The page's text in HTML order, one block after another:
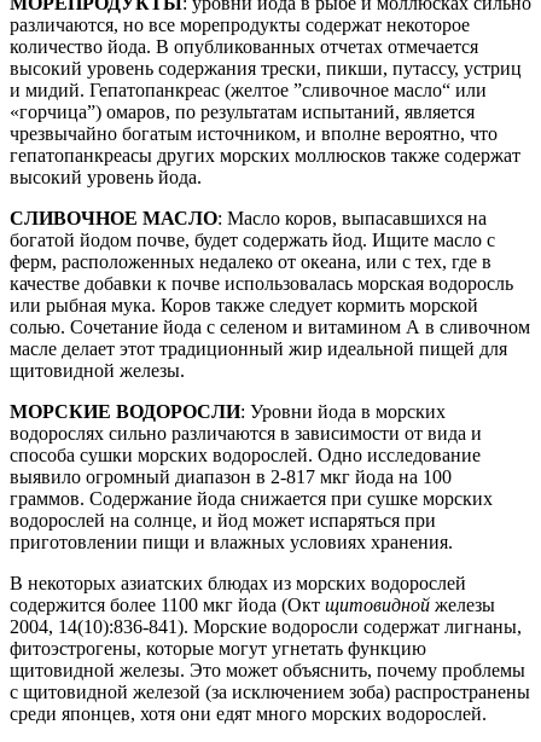
различаются, но все морепродукты содержат некоторое
количество йода. В опубликованных отчетах отмечается
высокий уровень содержания трески, пикши, путассу, устриц
и мидий. Гепатопанкреас (желтое ”сливочное масло“ или
«горчица”) омаров, по результатам испытаний, является
чрезвычайно богатым источником, и вполне вероятно, что
гепатопанкреасы других морских моллюсков также содержат
высокий уровень йода.
СЛИВОЧНОЕ МАСЛО: Масло коров, выпасавшихся на
богатой йодом почве, будет содержать йод. Ищите масло с
ферм, расположенных недалеко от океана, или с тех, где в
качестве добавки к почве использовалась морская водоросль
или рыбная мука. Коров также следует кормить морской
солью. Сочетание йода с селеном и витамином А в сливочном
масле делает этот традиционный жир идеальной пищей для
щитовидной железы.
МОРСКИЕ ВОДОРОСЛИ: Уровни йода в морских
водорослях сильно различаются в зависимости от вида и
способа сушки морских водорослей. Одно исследование
выявило огромный диапазон в 2-817 мкг йода на 100
граммов. Содержание йода снижается при сушке морских
водорослей на солнце, и йод может испаряться при
приготовлении пищи и влажных условиях хранения.
В некоторых азиатских блюдах из морских водорослей
содержится более 1100 мкг йода (Окт щитовидной железы
2004, 14(10):836-841). Морские водоросли содержат лигнаны,
фитоэстрогены, которые могут угнетать функцию
щитовидной железы. Это может объяснить, почему проблемы
с щитовидной железой (за исключением зоба) распространены
среди японцев, хотя они едят много морских водорослей.